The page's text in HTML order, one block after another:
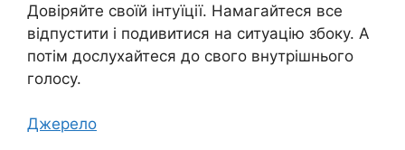
Довіряйте своїй інтуїції. Намагайтеся все
відпустити і подивитися на ситуацію збоку. А
потім дослухайтеся до свого внутрішнього
голосу.
Джерело